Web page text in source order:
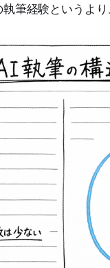
筆経験というより